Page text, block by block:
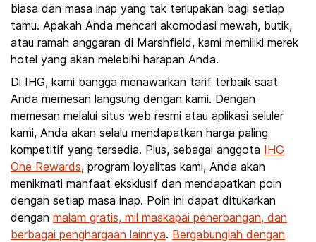
biasa dan masa inap yang tak terlupakan bagi setiap
tamu. Apakah Anda mencari akomodasi mewah, butik,
atau ramah anggaran di Marshfield, kami memiliki merek
hotel yang akan melebihi harapan Anda.
Di IHG, kami bangga menawarkan tarif terbaik saat
Anda memesan langsung dengan kami. Dengan
memesan melalui situs web resmi atau aplikasi seluler
kami, Anda akan selalu mendapatkan harga paling
kompetitif yang tersedia. Plus, sebagai anggota IHG
One Rewards, program loyalitas kami, Anda akan
menikmati manfaat eksklusif dan mendapatkan poin
dengan setiap masa inap. Poin ini dapat ditukarkan
dengan malam gratis, mil maskapai penerbangan, dan
berbagai penghargaan lainnya. Bergabunglah dengan